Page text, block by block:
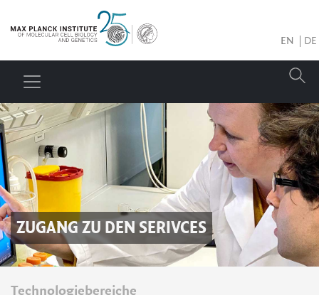
EN DE
ZUGANG ZU DEN SERIVCES
Technologiebereiche